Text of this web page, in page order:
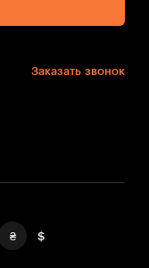
Заказать звонок
₴ $